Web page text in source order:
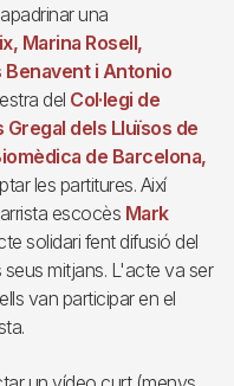
una
Marina Rosell,
Benavent i Antonio
del Col·legi de
Gregal dels Lluïsos de
de Barcelona,
les partitures. Així
escocès Mark
solidari fent difusió del
mitjans. L'acte va ser
van participar en el